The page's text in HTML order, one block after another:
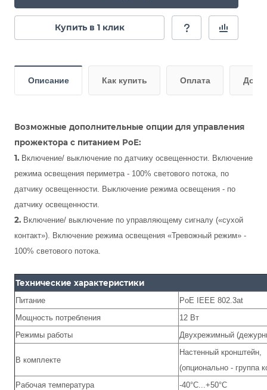
Купить в 1 клик
Описание Как купить Оплата
Возможные дополнительные опции для управления
прожектора с питанием РоЕ:
1. Включение/ выключение по датчику освещенности. Включение
режима освещения периметра - 100% светового потока, по
датчику освещенности. Выключение режима освещения - по
датчику освещенности.
2. Включение/ выключение по управляющему сигналу («сухой
контакт»). Включение режима освещения «Тревожный режим» -
100% светового потока.
Технические характеристики
Питание
PoE IEEE 802.3at
Мощность потребления
12 Вт
Режимы работы
Двухрежимный
В комплекте
Настенный кронштейн,
(опционально - группа
Рабочая температура
-40°С...+50°С